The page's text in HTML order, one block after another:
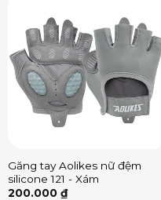
Găng tay Aolikes nữ đệm
silicone 121 - Xám
200.000 ₫